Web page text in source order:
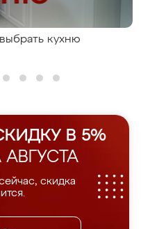
кухню
В 5%
скидка